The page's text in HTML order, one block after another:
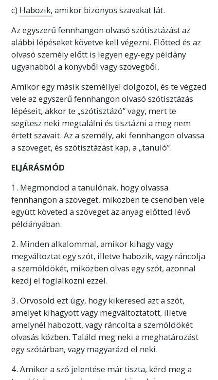
c) Habozik, amikor bizonyos szavakat lát.
Az egyszerű fennhangon olvasó szótisztázást az
alábbi lépéseket követve kell végezni. Előtted és az
olvasó személy előtt is legyen egy-egy példány
ugyanabból a könyvből vagy szövegből.
Amikor egy másik személlyel dolgozol, és te végzed
vele az egyszerű fennhangon olvasó szótisztázás
lépéseit, akkor te „szótisztázó” vagy, mert te
segítesz neki megtalálni és tisztázni a meg nem
értett szavait. Az a személy, aki fennhangon olvassa
a szöveget, és szótisztázást kap, a „tanuló”.
ELJÁRÁSMÓD
1. Megmondod a tanulónak, hogy olvassa
fennhangon a szöveget, miközben te csendben vele
együtt követed a szöveget az anyag előtted lévő
példányában.
2. Minden alkalommal, amikor kihagy vagy
megváltoztat egy szót, illetve habozik, vagy ráncolja
a szemöldökét, miközben olvas egy szót, azonnal
kezdj el foglalkozni ezzel.
3. Orvosold ezt úgy, hogy kikeresed azt a szót,
amelyet kihagyott vagy megváltoztatott, illetve
amelynél habozott, vagy ráncolta a szemöldökét
olvasás közben. Találd meg neki a meghatározást
egy szótárban, vagy magyarázd el neki.
4. Amikor a szó jelentése már tiszta, kérd meg a